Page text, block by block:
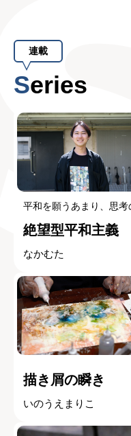
連載
Series
平和を願うあまり、思
絶望型平和主義
なかむた
描き屑の瞬き
いのうえまりこ